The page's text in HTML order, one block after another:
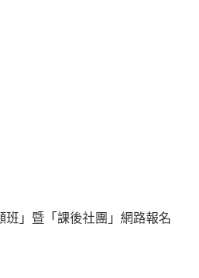
班」暨「課後社團」網路報名